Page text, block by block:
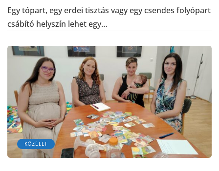
Egy tópart, egy erdei tisztás vagy egy csendes folyópart
csábító helyszín lehet egy…
KÖZÉLET